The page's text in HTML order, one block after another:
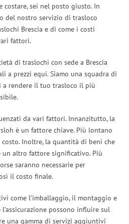
sei nel posto giusto. In
del nostro servizio di trasloco
Brescia e di come i costi
fattori.
di traslochi con sede a Brescia
a prezzi equi. Siamo una squadra di
rendere il tuo trasloco il più
da vari fattori. Innanzitutto, la
è un fattore chiave. Più lontano
Inoltre, la quantità di beni che
un altro fattore significativo. Più
saranno necessarie per
il costo finale.
come l’imballaggio, il montaggio e
possono influire sul
una gamma di servizi aggiuntivi